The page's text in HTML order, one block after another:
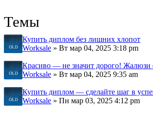
Темы
Купить диплом без лишних хлопот
Worksale » Вт мар 04, 2025 3:18 pm
Красиво — не значит дорого! Жалюзи
Worksale » Вт мар 04, 2025 9:35 am
Купить диплом — сделайте шаг в
Worksale » Пн мар 03, 2025 4:12 pm